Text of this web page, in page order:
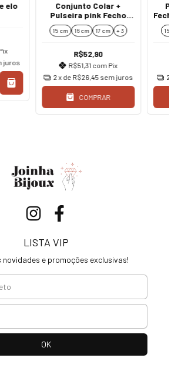
elo
juros
Conjunto Colar +
Pulseira pink Fecho
Mosquetão Coração
prata
15 cm 16 cm 17 cm + 3
R$52,90
R$51,31 com Pix
2x de R$26,45 sem juros
COMPRAR
15
2
LISTA VIP
novidades e promoções exclusivas!